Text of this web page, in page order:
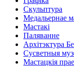
Скульптура
Медальернае
Мастакі
Паляванне
Архітэктура
Сусветныя
Мастацкія